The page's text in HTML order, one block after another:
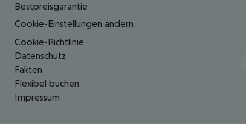
Bestpreisgarantie
Cookie-Einstellungen ändern
Cookie-Richtlinie
Datenschutz
Fakten
Flexibel buchen
Impressum